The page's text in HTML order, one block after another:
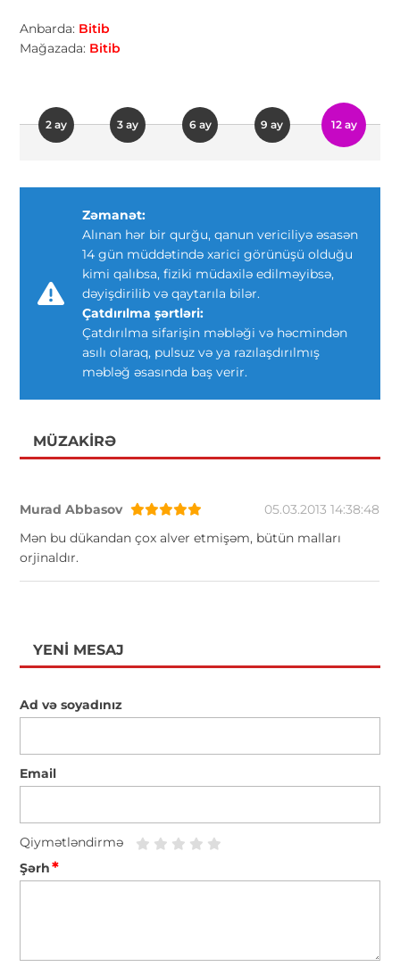
Anbarda: Bitib
Mağazada: Bitib
2 ay 3 ay 6 ay 9 ay 12 ay
Zəmanət:
Alınan hər bir qurğu, qanun vericiliyə əsasən
14 gün müddətində xarici görünüşü olduğu
kimi qalıbsa, fiziki müdaxilə edilməyibsə,
dəyişdirilib və qaytarıla bilər.
Çatdırılma şərtləri:
Çatdırılma sifarişin məbləği və həcmindən
asılı olaraq, pulsuz və ya razılaşdırılmış
məbləğ əsasında baş verir.
MÜZAKIRƏ
Murad Abbasov
05.03.2013 14:38:48
Mən bu dükandan çox alver etmişəm, bütün malları
orjinaldır.
YENI MESAJ
Ad və soyadınız
Email
Qiymətləndirmə
Şərh*